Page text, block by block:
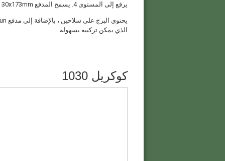
يرفع إلى المستوى 4. يسمح المدفع 30x173mm بقوة نيران كبيرة وسعة خزان دخرتيه 200 طلقة.
الذي يمكن تركيبه بسهولة.
كوكريل 1030